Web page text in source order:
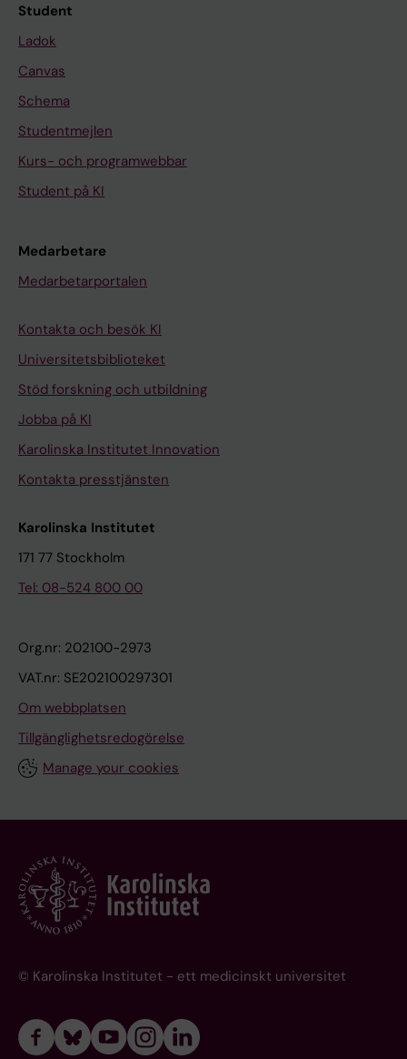
Student
Ladok
Canvas
Schema
Studentmejlen
Kurs- och programwebbar
Student på KI
Medarbetare
Medarbetarportalen
Kontakta och besök KI
Universitetsbiblioteket
Stöd forskning och utbildning
Jobba på KI
Karolinska Institutet Innovation
Kontakta presstjänsten
Karolinska Institutet
171 77 Stockholm
Tel: 08-524 800 00
Org.nr: 202100-2973
VAT.nr: SE202100297301
Om webbplatsen
Tillgänglighetsredogörelse
Manage your cookies
© Karolinska Institutet - ett medicinskt universitet